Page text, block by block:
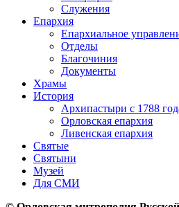
Служения
Епархия
Епархиальное
Отделы
Благочиния
Документы
Храмы
История
Архипастыри с 1788
Орловская епархия
Ливенская епархия
Святые
Святыни
Музей
Для СМИ